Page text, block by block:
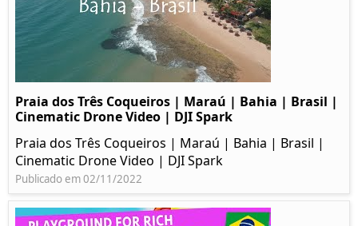
Praia dos Três Coqueiros | Maraú | Bahia | Brasil |
Cinematic Drone Video | DJI Spark
Praia dos Três Coqueiros | Maraú | Bahia | Brasil |
Cinematic Drone Video | DJI Spark
Publicado em 02/11/2022